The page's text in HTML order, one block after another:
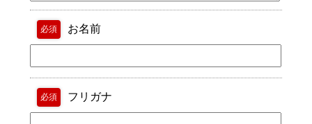
必須 お名前
必須 フリガナ